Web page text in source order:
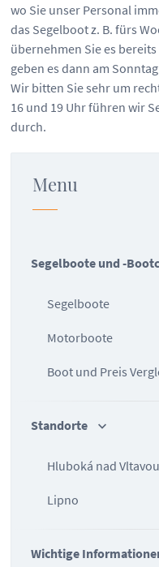
wo Sie unser Personal
das Segelboot z. B. fürs
übernehmen Sie es
geben es dann am
Wir bitten Sie sehr um
16 und 19 Uhr führen wir
durch.
Menu
Segelboote und -
Segelboote
Motorboote
Boot und Preis
Standorte
Hluboká nad Vltavou
Lipno
Wichtige